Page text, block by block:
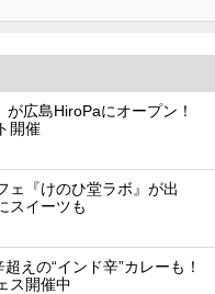
広島HiroPaにオープン！
開催
ェ『けのひ堂ラボ』が出
スイーツも
えの“インド辛”カレーも！
ス開催中